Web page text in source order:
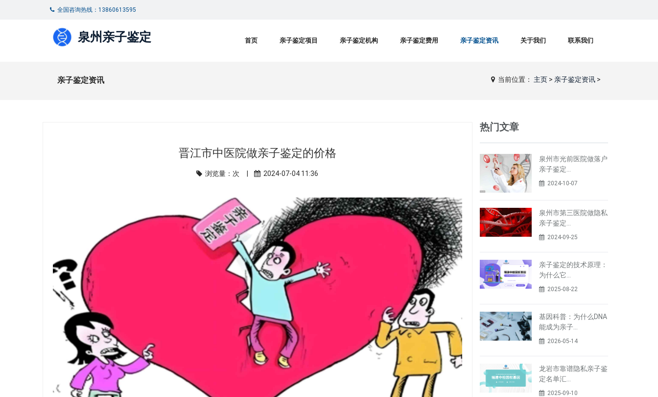
全国咨询热线：13860613595
泉州亲子鉴定 首页 亲子鉴定项目 亲子鉴定机构 亲子鉴定费用 亲子鉴定资讯 关于我们 联系我们
亲子鉴定资讯 当前位置： 主页 > 亲子鉴定资讯 >
晋江市中医院做亲子鉴定的价格
浏览量： 次 | 2024-07-04 11:36
热门文章
泉州市光前医院做落户
亲子鉴定…
2024-10-07
泉州市第三医院做隐私
亲子鉴定…
2024-09-25
亲子鉴定的技术原理：
为什么它…
2025-08-22
基因科普：为什么DNA
能成为亲子…
2026-05-14
龙岩市靠谱隐私亲子鉴
定名单汇…
2025-09-10